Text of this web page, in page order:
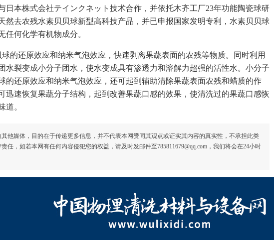
日本株式会社テインクネット技术合作，并依托木齐工厂23年功能陶瓷球研
然去农残水素贝贝球新型高科技产品，并已申报国家发明专利，水素贝贝球
任何化学有机物成分。
的还原效应和纳米气泡效应，快速剥离果蔬表面的农残等物质。同时利用
水裂变成小分子团水，使水变成具有渗透力和溶解力超强的活性水。小分子
的还原效应和纳米气泡效应，还可起到辅助清除果蔬表面农残和蜡质的作
迅速恢复果蔬分子结构，起到改善果蔬口感的效果，使清洗过的果蔬口感恢
道。
他媒体，目的在于传递更多信息，并不代表本网赞同其观点或证实其内容的真实性，不承担此类
任，如若本网有任何内容侵犯您的权益，请及时发邮件至785811679@qq.com，我们将会在24小时